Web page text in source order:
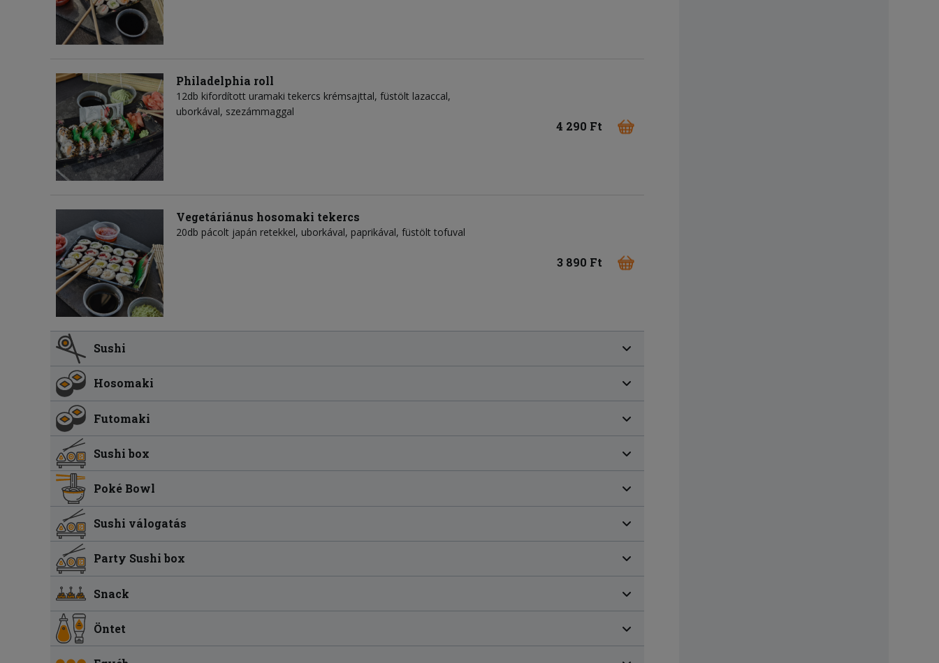
Philadelphia roll
12db kifordított uramaki tekercs krémsajttal, füstölt lazaccal,
uborkával, szezámmaggal
4 290 Ft
Vegetáriánus hosomaki tekercs
20db pácolt japán retekkel, uborkával, paprikával, füstölt tofuval
3 890 Ft
Sushi
Hosomaki
Futomaki
Sushi box
Poké Bowl
Sushi válogatás
Party Sushi box
Snack
Öntet